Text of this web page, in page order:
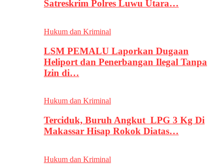
Satreskrim Polres Luwu Utara…
Hukum dan Kriminal
LSM PEMALU Laporkan Dugaan
Heliport dan Penerbangan Ilegal Tanpa
Izin di…
Hukum dan Kriminal
Terciduk, Buruh Angkut LPG 3 Kg Di
Makassar Hisap Rokok Diatas…
Hukum dan Kriminal